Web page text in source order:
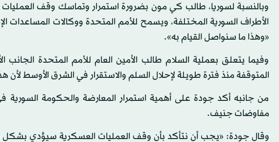
وبالنسبة لسوريا، طالب كي مون بضرورة استمرار وتماسك وقف العمليات
الأطراف السورية المختلفة، ويسمح للأمم المتحدة ووكالات المساعدات
«وهذا ما سنواصل القيام به».
وفيما يتعلق بعملية السلام طالب الأمين العام للأمم المتحدة
المتوقفة منذ فترة طويلة لإحلال السلم والاستقرار في الشرق الأوسط لأن
من جانبه أكد جودة على أهمية استمرار المعارضة والحكومة
مفاوضات جنيف.
وقال جودة: «يجب أن نتأكد بأن وقف العمليات العسكرية سيؤدي بشكل